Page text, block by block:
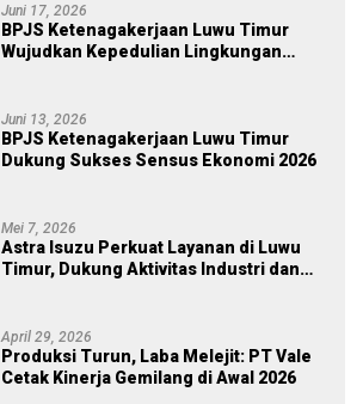
Juni 17, 2026
BPJS Ketenagakerjaan Luwu Timur
Wujudkan Kepedulian Lingkungan
Juni 13, 2026
BPJS Ketenagakerjaan Luwu Timur
Dukung Sukses Sensus Ekonomi 2026
Mei 7, 2026
Astra Isuzu Perkuat Layanan di Luwu
Timur, Dukung Aktivitas Industri dan
April 29, 2026
Produksi Turun, Laba Melejit: PT Vale
Cetak Kinerja Gemilang di Awal 2026